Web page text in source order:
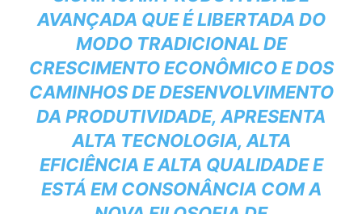
AVANÇADA QUE É LIBERTADA DO
MODO TRADICIONAL DE
CRESCIMENTO ECONÔMICO E DOS
CAMINHOS DE DESENVOLVIMENTO
DA PRODUTIVIDADE, APRESENTA
ALTA TECNOLOGIA, ALTA
EFICIÊNCIA E ALTA QUALIDADE E
ESTÁ EM CONSONÂNCIA COM A